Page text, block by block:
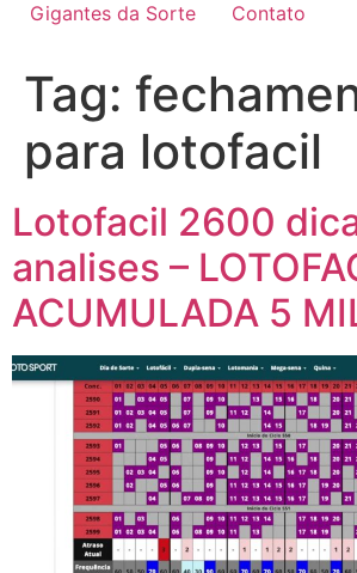
Gigantes da Sorte
Contato
Tag:
para lotofacil
Lotofacil 2600
analises –
ACUMULADA 5